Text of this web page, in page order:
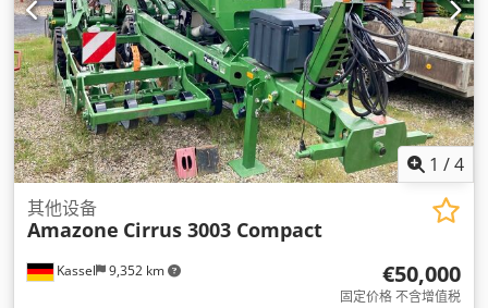
1 /4
Kassel 9,352 km
其他设备
Amazone Cirrus 3003 Compact
€50,000
固定价格 不含增值税